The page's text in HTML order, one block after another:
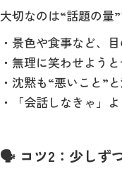
大切なのは“話題の量
・景色や食事など、
・無理に笑わせよう
・沈黙も“悪いこと”
・「会話しなきゃ」
🗣️ コツ2：少しず